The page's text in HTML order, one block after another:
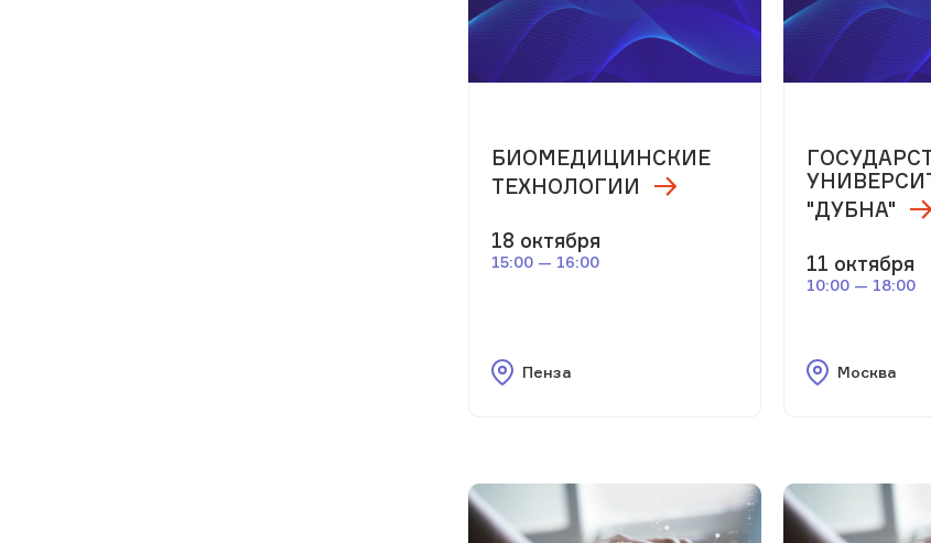
БИОМЕДИЦИНСКИЕ
ТЕХНОЛОГИИ
18 октября
15:00 — 16:00
Пенза
"ДУБНА"
11 октября
10:00 — 18:00
Москва